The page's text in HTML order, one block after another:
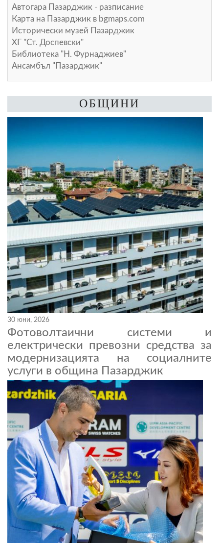
Автогара Пазарджик - разписание
Карта на Пазарджик в bgmaps.com
Исторически музей Пазарджик
ХГ "Ст. Доспевски"
Библиотека "Н. Фурнаджиев"
Ансамбъл "Пазарджик"
ОБЩИНИ
30 юни, 2026
Фотоволтаични системи и
електрически превозни средства за
модернизацията на социалните
услуги в община Пазарджик